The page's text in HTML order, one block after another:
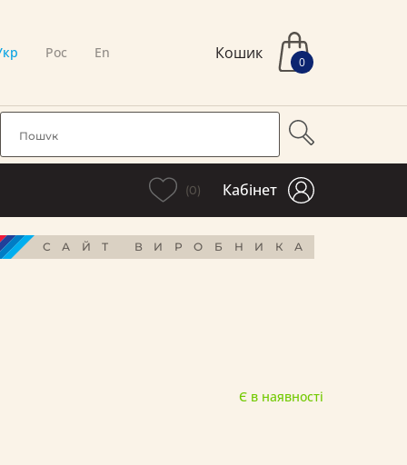
Рос En Кошик 0
(0) Кабінет
САЙТ ВИРОБНИКА
Є в наявності